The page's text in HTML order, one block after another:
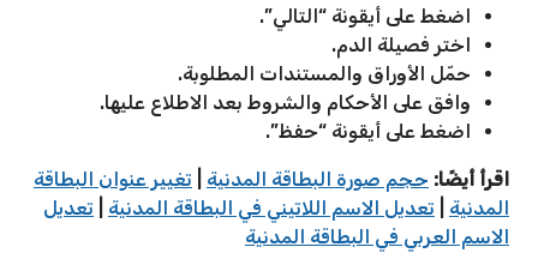
اضغط على أيقونة “التالي”.
اختر فصيلة الدم.
حمّل الأوراق والمستندات المطلوبة.
وافق على الأحكام والشروط بعد الاطلاع عليها.
اضغط على أيقونة “حفظ”.
اقرأ أيضًا: حجم صورة البطاقة المدنية
تغيير عنوان البطاقة
المدنية
تعديل الاسم اللاتيني في البطاقة المدنية
تعديل
الاسم العربي في البطاقة المدنية